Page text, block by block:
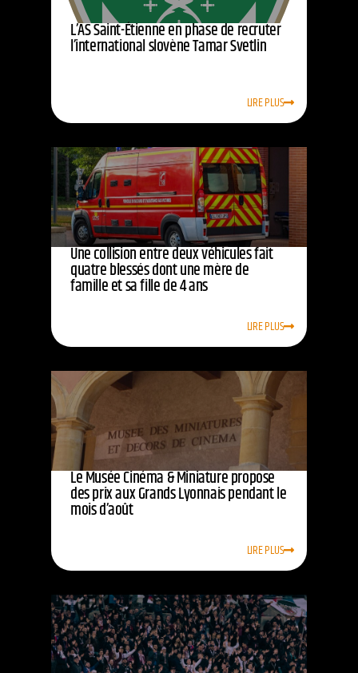
L’AS Saint-Étienne en phase de recruter
l’international slovène Tamar Svetlin
LIRE PLUS
Une collision entre deux véhicules fait
quatre blessés dont une mère de
famille et sa fille de 4 ans
LIRE PLUS
Le Musée Cinéma & Miniature propose
des prix aux Grands Lyonnais pendant le
mois d’août
LIRE PLUS